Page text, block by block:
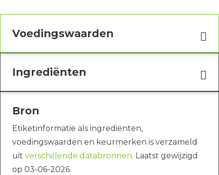
Voedingswaarden
Ingrediënten
Bron
Etiketinformatie als ingrediënten,
voedingswaarden en keurmerken is verzameld
uit verschillende databronnen. Laatst gewijzigd
op 03-06-2026.